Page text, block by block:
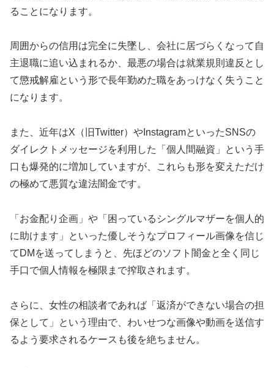
ることになります。
周囲からの信用は完全に失墜し、会社に居づらくなって自
主退職に追い込まれるか、最悪の場合は就業規則違反とし
て懲戒解雇という形で長年勤めた職をあっけなく失うこと
になります。
また、近年はX（旧Twitter）やInstagramといったSNSの
ダイレクトメッセージを利用した「個人間融資」という手
口も爆発的に増加していますが、これらも形を変えただけ
の極めて悪質な違法闇金です。
「お金配り企画」や「困っているシングルマザーを個人的
に助けます」といった優しそうなプロフィール画像を信じ
てDMを送ってしまうと、先ほどのソフト闇金と全く同じ
手口で個人情報を極限まで搾取されます。
さらに、女性の相談者であれば「返済ができない場合の担
保として」という理由で、わいせつな画像や動画を送信す
るよう要求されるケースも後を絶ちません。